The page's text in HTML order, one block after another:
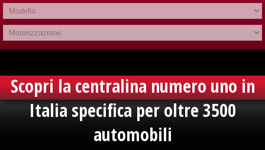
Scopri la centralina numero uno in
Italia specifica per oltre3500
automobili